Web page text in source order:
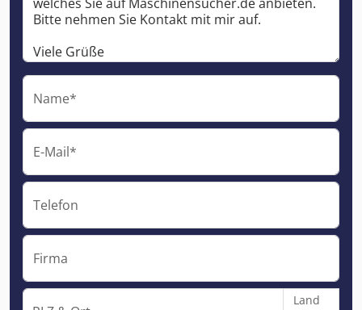
Name*
E-Mail*
Telefon
Firma
Land